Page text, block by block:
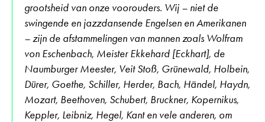
grootsheid van onze voorouders. Wij – niet de
swingende en jazzdansende Engelsen en Amerikanen
– zijn de afstammelingen van mannen zoals Wolfram
von Eschenbach, Meister Ekkehard [Eckhart], de
Naumburger Meester, Veit Stoß, Grünewald, Holbein,
Dürer, Goethe, Schiller, Herder, Bach, Händel, Haydn,
Mozart, Beethoven, Schubert, Bruckner, Kopernikus,
Keppler, Leibniz, Hegel, Kant en vele anderen, om